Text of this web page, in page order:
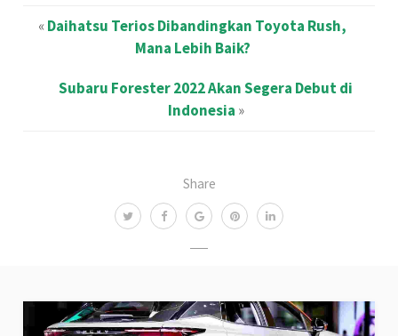
Share
«Daihatsu Terios Dibandingkan Toyota Rush,
Mana Lebih Baik?
Subaru Forester 2022 Akan Segera Debut di
Indonesia »